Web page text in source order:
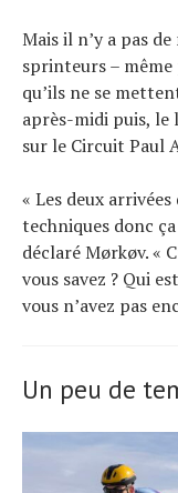
Mais il n’y a pas
sprinteurs –
qu’ils ne se
après-midi puis, le
sur le Circuit Paul
« Les deux
techniques donc
déclaré Mørkøv. «
vous savez ? Qui
vous n’avez pas
Un peu de